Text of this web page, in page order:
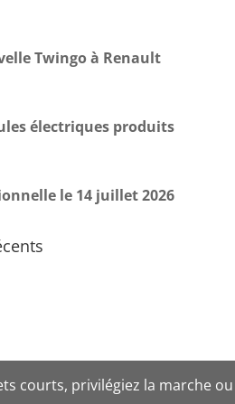
Twingo à Renault
électriques produits
le 14 juillet 2026
courts, privilégiez la marche ou